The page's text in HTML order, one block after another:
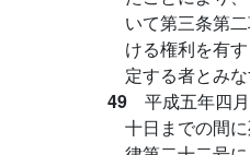
いて第三条第
ける権利を有
定する者とみな
49 平成五年四
十日までの間